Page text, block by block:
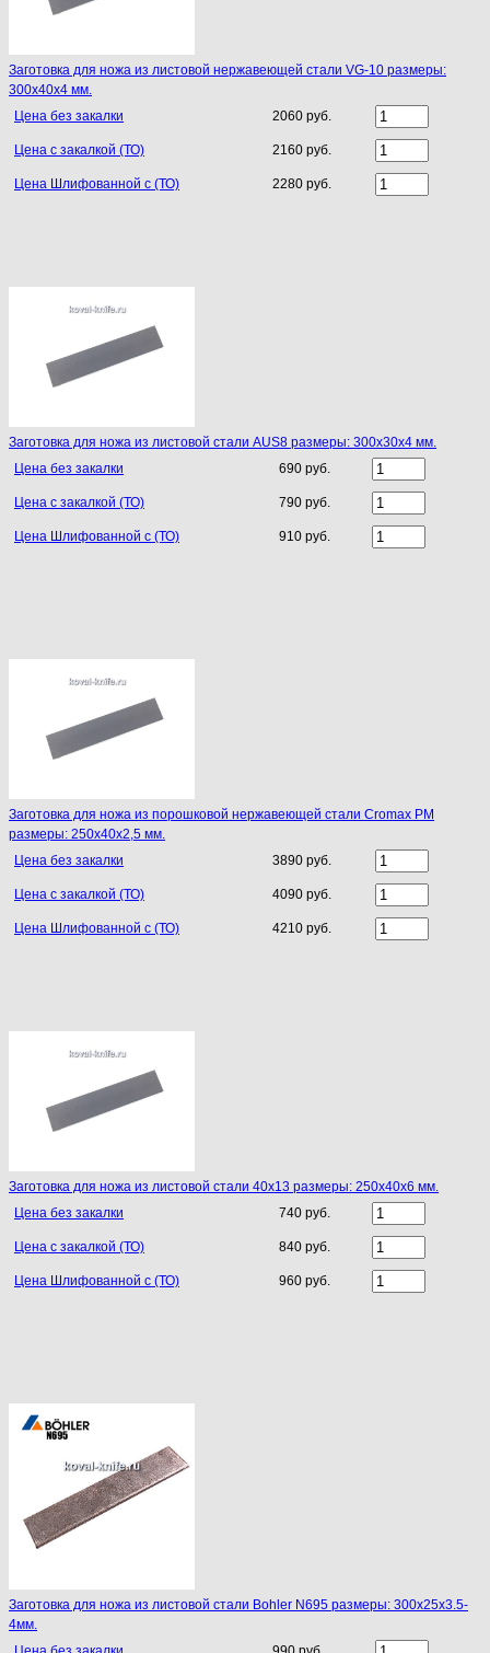
Заготовка для ножа из листовой нержавеющей стали VG-10 размеры:
300х40х4 мм.
Цена без закалки
2060 руб.
Цена с закалкой (ТО) 2160 руб.
Цена Шлифованной с (ТО) 2280 руб.
Заготовка для ножа из листовой стали AUS8 размеры: 300х30х4 мм.
Цена без закалки
690 руб.
Цена с закалкой (ТО) 790 руб.
Цена Шлифованной с (ТО) 910 руб.
Заготовка для ножа из порошковой нержавеющей стали Cromax PM
размеры: 250х40х2,5 мм.
Цена без закалки
3890 руб.
Цена с закалкой (ТО) 4090 руб.
Цена Шлифованной с (ТО) 4210 руб.
Заготовка для ножа из листовой стали 40х13 размеры: 250х40х6 мм.
Цена без закалки
740 руб.
Цена с закалкой (ТО) 840 руб.
Цена Шлифованной с (ТО) 960 руб.
Заготовка для ножа из листовой стали Bohler N695 размеры: 300х25х3.5-
4мм.